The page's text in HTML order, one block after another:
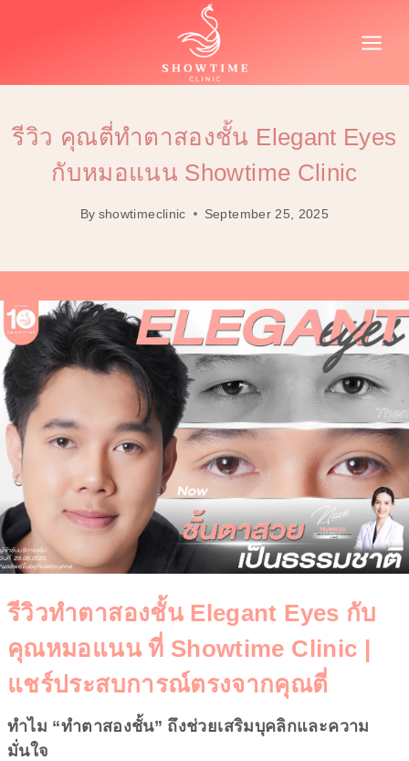
รีวิว คุณตี่ทำตาสองชั้น Elegant Eyes
กับหมอแนน Showtime Clinic
By showtimeclinic September 25, 2025
รีวิวทำตาสองชั้น Elegant Eyes กับ
คุณหมอแนน ที่ Showtime Clinic |
แชร์ประสบการณ์ตรงจากคุณตี่
ทำไม “ทำตาสองชั้น” ถึงช่วยเสริมบุคลิกและความ
มั่นใจ